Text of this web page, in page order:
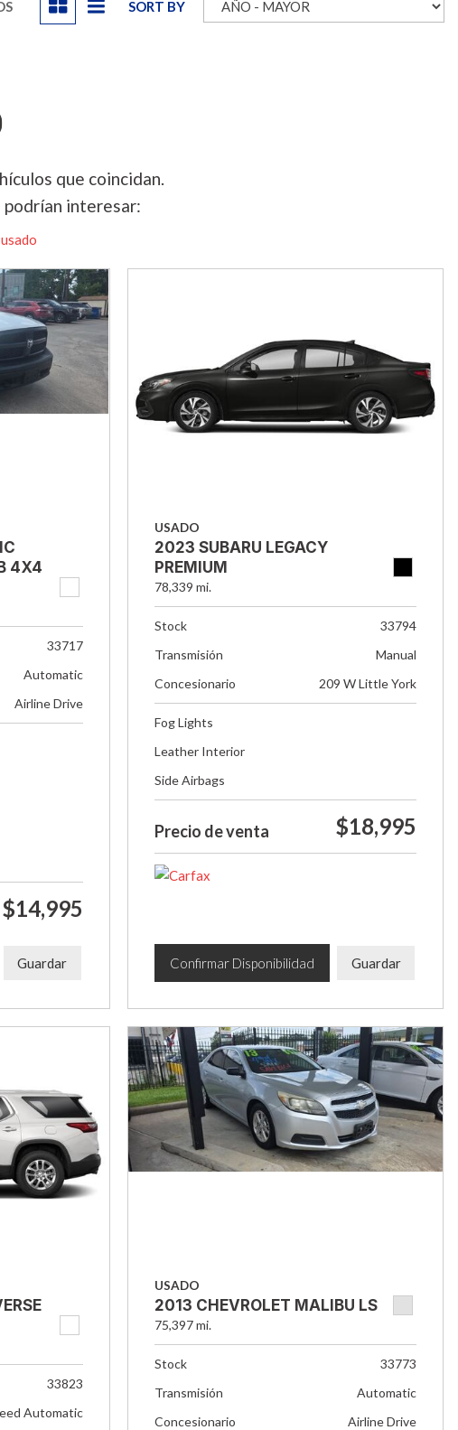
SORT BY
que coincidan.
interesar:
4X4
33717
Automatic
Airline Drive
$14,995
Guardar
USADO
2023 SUBARU LEGACY
PREMIUM
78,339 mi.
Stock
33794
Transmisión
Manual
Concesionario
209 W Little York
Fog Lights
Leather Interior
Side Airbags
Precio de venta $18,995
Confirmar Disponibilidad Guardar
33823
Automatic
USADO
2013 CHEVROLET MALIBU LS
75,397 mi.
Stock
33773
Transmisión
Automatic
Concesionario
Airline Drive